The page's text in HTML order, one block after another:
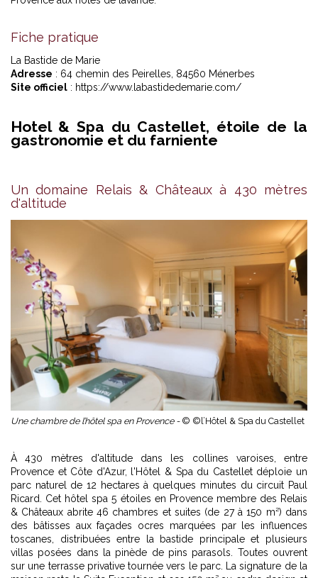
Fiche pratique
La Bastide de Marie
Adresse : 64 chemin des Peirelles, 84560 Ménerbes
Site officiel : https://www.labastidedemarie.com/
Hotel & Spa du Castellet, étoile de la
gastronomie et du farniente
Un domaine Relais & Châteaux à 430 mètres
d'altitude
Une chambre de l’hôtel spa en Provence - © ©l’Hôtel & Spa du Castellet
À 430 mètres d'altitude dans les collines varoises, entre
Provence et Côte d'Azur, l'Hôtel & Spa du Castellet déploie un
parc naturel de 12 hectares à quelques minutes du circuit Paul
Ricard. Cet hôtel spa 5 étoiles en Provence membre des Relais
& Châteaux abrite 46 chambres et suites (de 27 à 150 m²) dans
des bâtisses aux façades ocres marquées par les influences
toscanes, distribuées entre la bastide principale et plusieurs
villas posées dans la pinède de pins parasols. Toutes ouvrent
sur une terrasse privative tournée vers le parc. La signature de la